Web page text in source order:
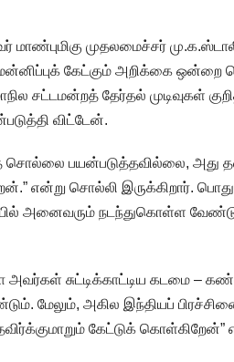
முதலமைச்சர்
கேட்கும் அறிக்கை ஒன்றை
சட்டமன்றத் தேர்தல் முடிவுகள்
விட்டேன்.
சொல்லை பயன்படுத்தவில்லை, அது
என்று சொல்லி இருக்கிறார்.
அனைவரும் நடந்துகொள்ள
சுட்டிக்காட்டிய கடமை –
மேலும், அகில இந்தியப்
கேட்டுக் கொள்கிறேன்”